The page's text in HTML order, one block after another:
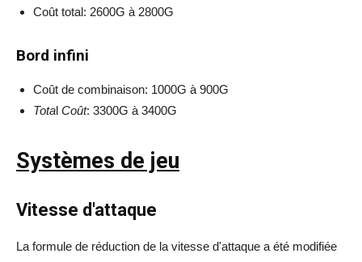
Coût total: 2600G à 2800G
Bord infini
Coût de combinaison: 1000G à 900G
Total Coût: 3300G à 3400G
Systèmes de jeu
Vitesse d'attaque
La formule de réduction de la vitesse d'attaque a été modifiée